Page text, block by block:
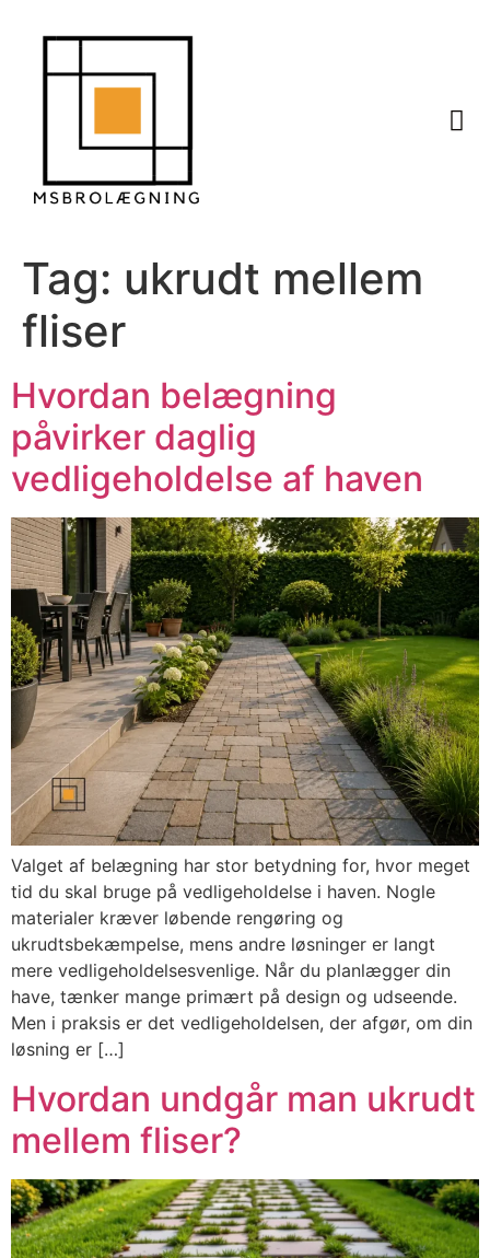
Tag: ukrudt mellem
fliser
Hvordan belægning
påvirker daglig
vedligeholdelse af haven
Valget af belægning har stor betydning for, hvor meget
tid du skal bruge på vedligeholdelse i haven. Nogle
materialer kræver løbende rengøring og
ukrudtsbekæmpelse, mens andre løsninger er langt
mere vedligeholdelsesvenlige. Når du planlægger din
have, tænker mange primært på design og udseende.
Men i praksis er det vedligeholdelsen, der afgør, om din
løsning er […]
Hvordan undgår man ukrudt
mellem fliser?